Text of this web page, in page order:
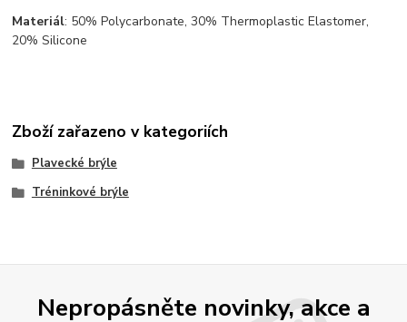
Materiál: 50% Polycarbonate, 30% Thermoplastic Elastomer,
20% Silicone
Zboží zařazeno v kategoriích
Plavecké brýle
Tréninkové brýle
Nepropásněte novinky, akce a